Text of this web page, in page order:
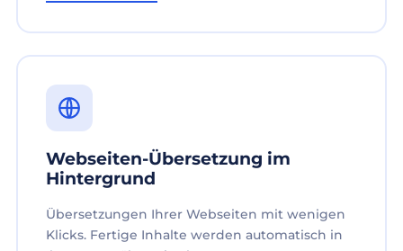
Webseiten-Übersetzung im
Hintergrund
Übersetzungen Ihrer Webseiten mit wenigen
Klicks. Fertige Inhalte werden automatisch in